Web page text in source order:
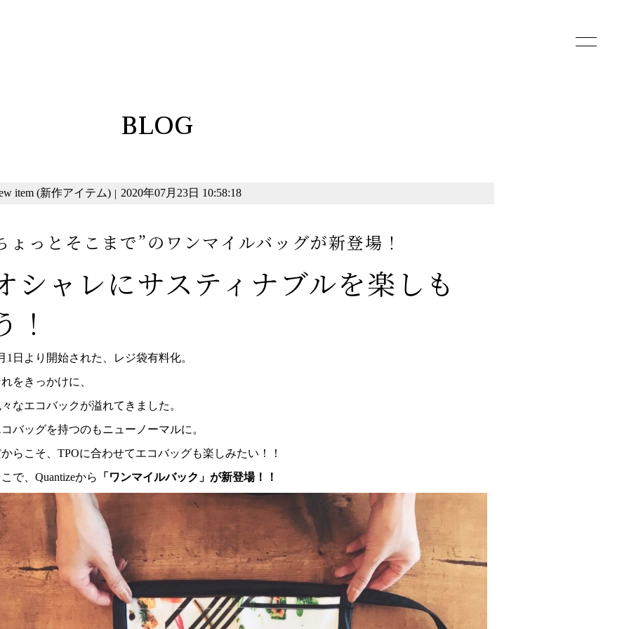
BLOG
item (新作アイテム) | 2020年07月23日 10:58:18
ょっとそこまで”のワンマイルバッグが新登場！
シャレにサスティナブルを楽しも
！
1日より開始された、レジ袋有料化。
をきっかけに、
なエコバックが溢れてきました。
バッグを持つのもニューノーマルに。
らこそ、TPOに合わせてエコバッグも楽しみたい！！
で、Quantizeから 「ワンマイルバック」が新登場！！